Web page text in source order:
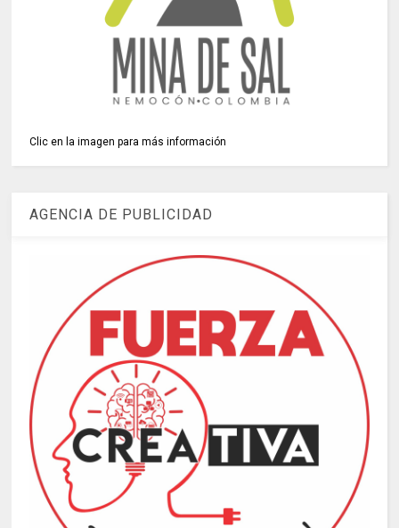
Clic en la imagen para más información
AGENCIA DE PUBLICIDAD